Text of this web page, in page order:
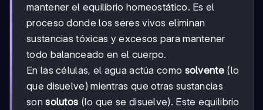
mantener el equilibrio homeostático. Es el
proceso donde los seres vivos eliminan
sustancias tóxicas y excesos para mantener
todo balanceado en el cuerpo.
En las células, el agua actúa como solvente(lo
que disuelve) mientras que otras sustancias
sonsolutos (lo que se disuelve). Este equilibrio